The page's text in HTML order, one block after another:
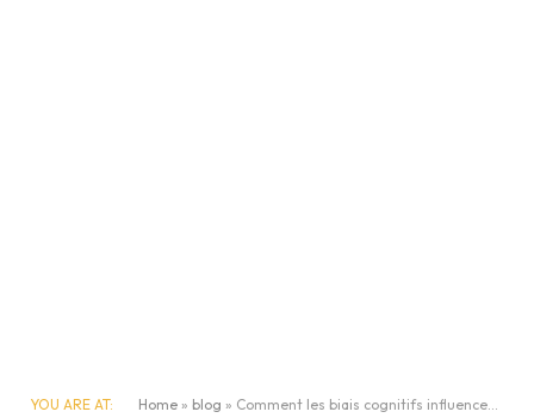
YOU ARE AT: Home » blog » Comment les biais cognitifs influencent nos perceptions du hasard en jeu